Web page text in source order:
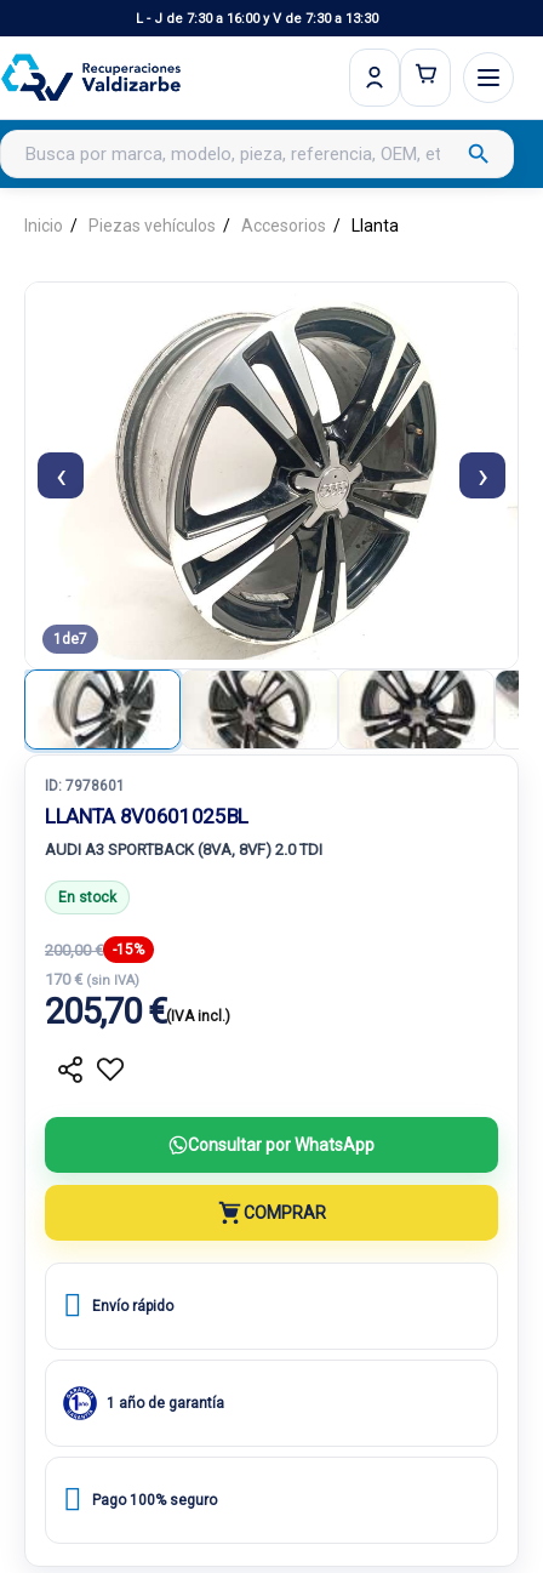
L - J de 7:30 a 16:00 y V de 7:30 a 13:30
Buscar productos search
Inicio Piezas vehículos Accesorios Llanta
‹ ›
1 de7
ID: 7978601
LLANTA 8V0601025BL
AUDI A3 SPORTBACK (8VA, 8VF) 2.0 TDI
En stock
200,00 € -15%
170 € (sin IVA)
205,70 €(IVA incl.)
Consultar por WhatsApp
COMPRAR
Envío rápido
1 año de garantía
Pago 100% seguro